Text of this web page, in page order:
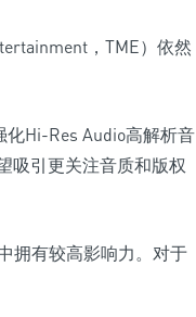
，TME）依然
化Hi-Res Audio高解析音
吸引更关注音质和版权
拥有较高影响力。对于